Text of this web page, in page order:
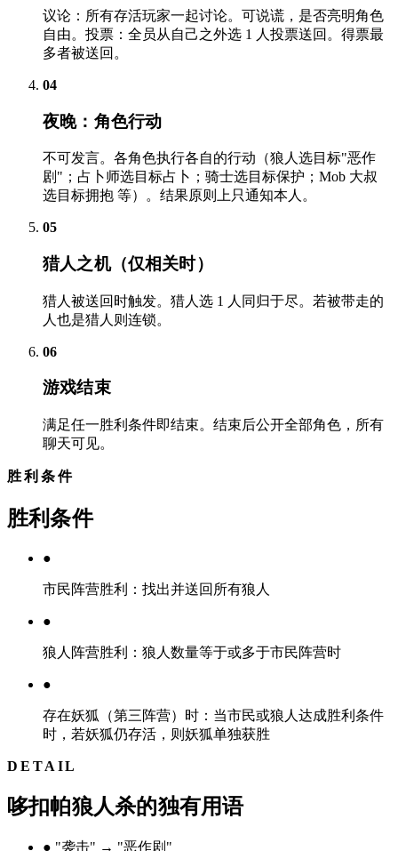
议论：所有存活玩家一起讨论。可说谎，是否亮明角色
自由。投票：全员从自己之外选 1 人投票送回。得票最
多者被送回。
04
夜晚：角色行动
不可发言。各角色执行各自的行动（狼人选目标"恶作
剧"；占卜师选目标占卜；骑士选目标保护；Mob 大叔
选目标拥抱 等）。结果原则上只通知本人。
05
猎人之机（仅相关时）
猎人被送回时触发。猎人选 1 人同归于尽。若被带走的
人也是猎人则连锁。
06
游戏结束
满足任一胜利条件即结束。结束后公开全部角色，所有
聊天可见。
胜利条件
胜利条件
●
市民阵营胜利：找出并送回所有狼人
●
狼人阵营胜利：狼人数量等于或多于市民阵营时
●
存在妖狐（第三阵营）时：当市民或狼人达成胜利条件
时，若妖狐仍存活，则妖狐单独获胜
DETAIL
哆扣帕狼人杀的独有用语
● "袭击" → "恶作剧"